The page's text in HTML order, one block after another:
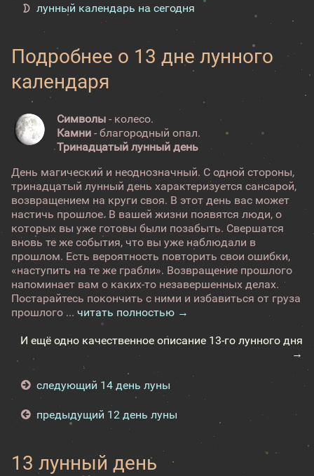
лунный календарь на сегодня
Подробнее о 13 дне лунного
календаря
Символы - колесо.
Камни - благородный опал.
Тринадцатый лунный день
День магический и неоднозначный. С одной стороны,
тринадцатый лунный день характеризуется сансарой,
возвращением на круги своя. В этот день вас может
настичь прошлое. В вашей жизни появятся люди, о
которых вы уже готовы были позабыть. Свершатся
вновь те же события, что вы уже наблюдали в
прошлом. Есть вероятность повторить свои ошибки,
«наступить на те же грабли». Возвращение прошлого
напоминает вам о каких-то незавершенных делах.
Постарайтесь покончить с ними и избавиться от груза
прошлого ... читать полностью →
И ещё одно качественное описание 13-го лунного дня
→
следующий 14 день луны
предыдущий 12 день луны
13 лунный день